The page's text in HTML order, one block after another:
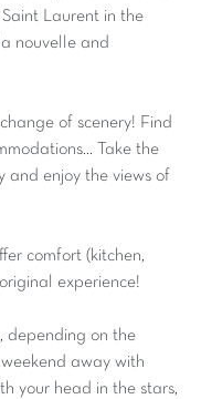
Laurent in the
nouvelle and
of scenery! Find
Take the
and enjoy the views of
comfort (kitchen,
experience!
depending on the
away with
your head in the stars,